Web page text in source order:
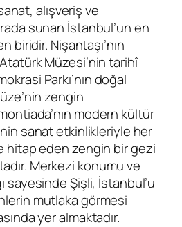
alışveriş ve
sunan İstanbul’un en
biridir. Nişantaşı’nın
Müzesi’nin tarihî
Parkı’nın doğal
zengin
modern kültür
sanat etkinlikleriyle her
hitap eden zengin bir gezi
Merkezi konumu ve
sayesinde Şişli, İstanbul’u
mutlaka görmesi
yer almaktadır.